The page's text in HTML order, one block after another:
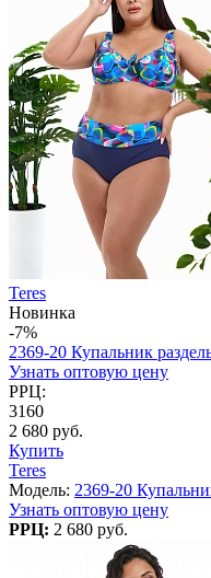
Teres
Новинка
-7%
2369-20 Купальник
Узнать оптовую цену
РРЦ:
3160
2 680 руб.
Купить
Teres
Модель: 2369-20
Узнать оптовую цену
РРЦ: 2 680 руб.